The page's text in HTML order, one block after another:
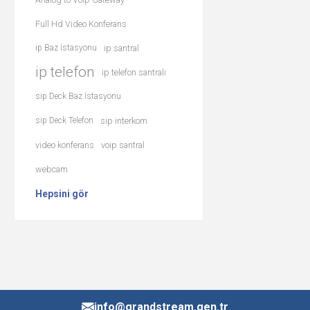
Full Hd Video Konferans
ip Baz İstasyonu ip santral
ip telefon ip telefon santrali
sip Deck Baz İstasyonu
sip Deck Telefon sip interkom
video konferans voip santral
webcam
Hepsini gör
info@grandstream.gen.tr